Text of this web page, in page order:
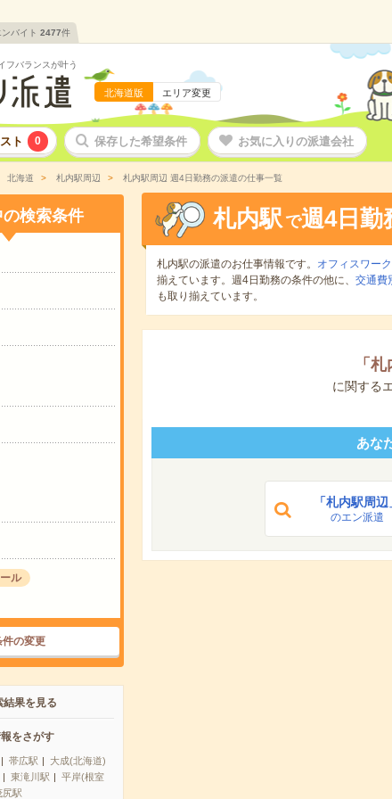
ンバイト 2477件
フバランスが叶う
北海道版 エリア変更
ト 0 保存した希望条件 お気に入りの派遣会社
北海道 札内駅周辺 札内駅周辺 週4日勤務の派遣の仕事一覧
検索条件
ル
件の変更
結果を見る
をさがす
帯広駅
大成(北海道)
東滝川駅
平岸(根室
尻駅
札内駅 で週4日勤
札内駅の派遣のお仕事情報です。 オフィスワー
揃えています。週4日勤務の条件の他に、 交通費
も取り揃えています。
「 札
に関する
あな
「札内駅周辺
のエン派遣